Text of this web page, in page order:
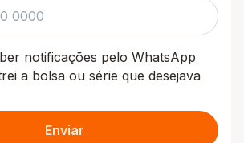
notificações pelo WhatsApp
a bolsa ou série que desejava
Enviar